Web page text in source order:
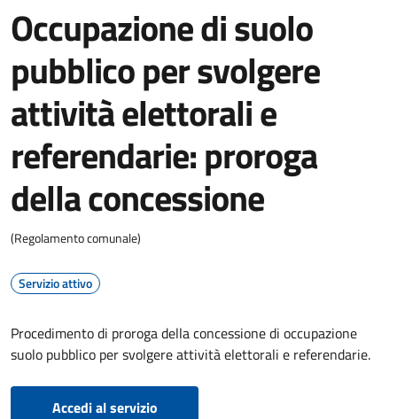
Occupazione di suolo
pubblico per svolgere
attività elettorali e
referendarie: proroga
della concessione
(Regolamento comunale)
Servizio attivo
Procedimento di proroga della concessione di occupazione
suolo pubblico per svolgere attività elettorali e referendarie.
Accedi al servizio